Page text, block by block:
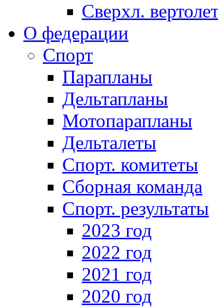
Сверхл.
О федерации
Спорт
Парапланы
Дельтапланы
Мотопарапланы
Дельталеты
Спорт. комитеты
Сборная команда
Спорт. результаты
2023 год
2022 год
2021 год
2020 год